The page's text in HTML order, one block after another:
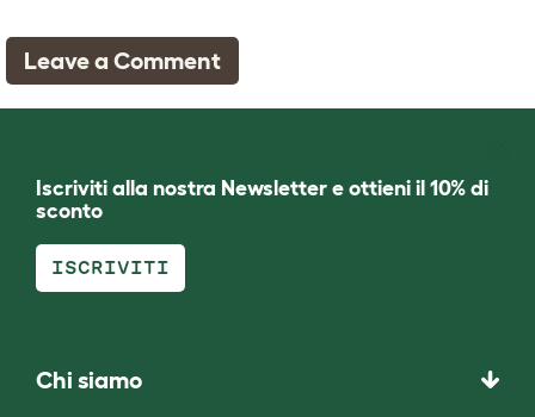
Leave a Comment
Iscriviti alla nostra Newsletter e ottieni il 10% di
sconto
ISCRIVITI
Chi siamo